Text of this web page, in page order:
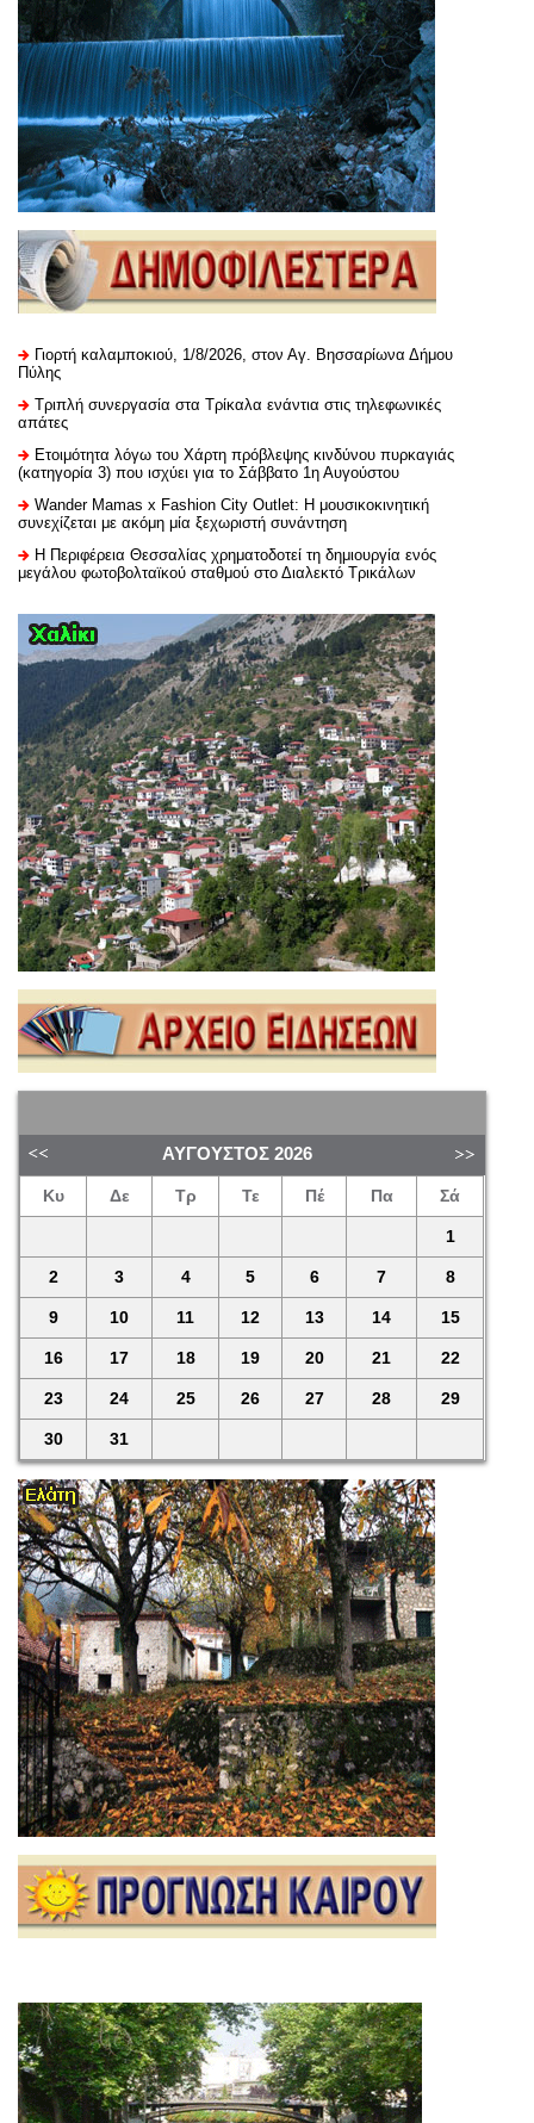
Γιορτή καλαμποκιού, 1/8/2026, στον Αγ. Βησσαρίωνα Δήμου
Πύλης
Τριπλή συνεργασία στα Τρίκαλα ενάντια στις τηλεφωνικές
απάτες
Ετοιμότητα λόγω του Χάρτη πρόβλεψης κινδύνου πυρκαγιάς
(κατηγορία 3) που ισχύει για το Σάββατο 1η Αυγούστου
Wander Mamas x Fashion City Outlet: Η μουσικοκινητική
συνεχίζεται με ακόμη μία ξεχωριστή συνάντηση
H Περιφέρεια Θεσσαλίας χρηματοδοτεί τη δημιουργία ενός
μεγάλου φωτοβολταϊκού σταθμού στο Διαλεκτό Τρικάλων
ΑΎΓΟΥΣΤΟΣ 2026
Κυ Δε Τρ Τε Πέ Πα Σά
1
2 3 4 5 6 7 8
9 10 11 12 13 14 15
16 17 18 19 20 21 22
23 24 25 26 27 28 29
30 31